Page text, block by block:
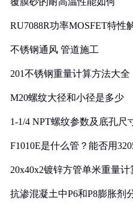
RU7088R功率MOSFET特性
不锈钢通风 管道施工
201不锈钢重量计算方法大全
M20螺纹大径和小径是多少
1-1/4 NPT螺纹参数及底孔尺
F1010E是什么管？能否用
20x40x2镀锌方管单米重量
抗渗混凝土中P6和P8膨胀剂